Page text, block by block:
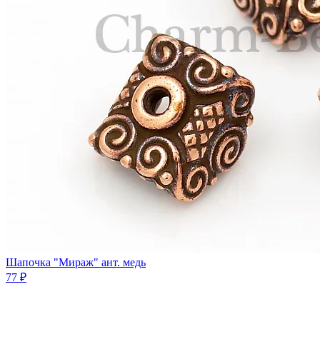
Шапочка "Мираж" ант. медь
77 ₽